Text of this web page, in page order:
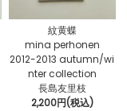
紋黄蝶
mina perhonen
2012-2013 autumn/wi
nter collection
長島友里枝
2,200円(税込)